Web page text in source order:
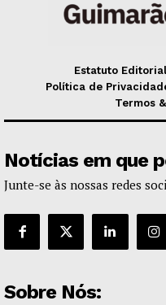
Estatuto Editorial
Política de
Termos
Notícias em que
Junte-se às nossas redes
Sobre Nós: